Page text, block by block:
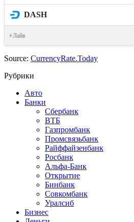
DASH
⚡Лайв
Source: CurrencyRate.Today
Рубрики
Авто
Банки
Сбербанк
ВТБ
Газпромбанк
Промсвязьбанк
Райффайзенбанк
Росбанк
Альфа-Банк
Открытие
Бинбанк
Совкомбанк
Уралсиб
Бизнес